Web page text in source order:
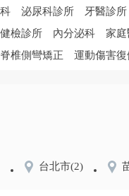
泌尿科診所 牙醫診所
健檢診所 內分泌科 家庭
脊椎側彎矯正 運動傷害復
台北市(2)